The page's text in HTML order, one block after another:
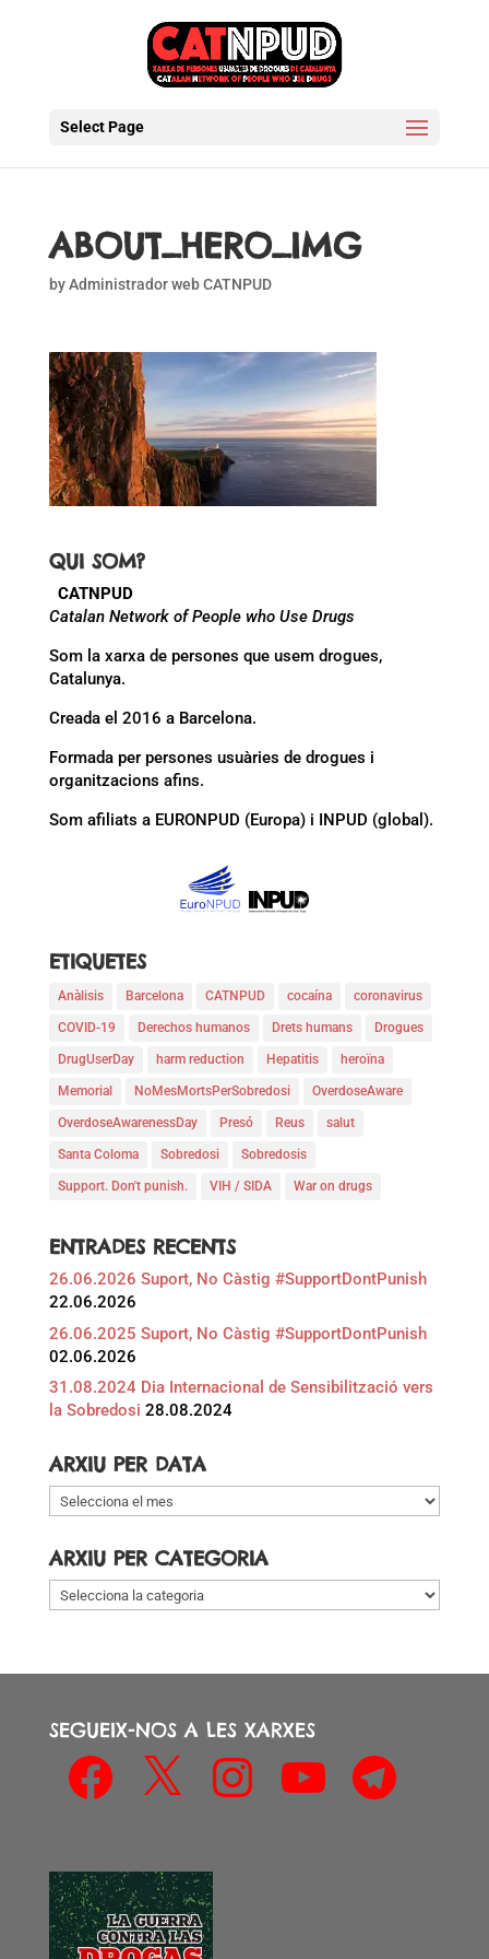
Select Page
ABOUT_HERO_IMG
byAdministrador web CATNPUD
QUI SOM?
CATNPUD
Catalan Network of People who Use Drugs
Som la xarxa de persones que usem drogues,
Catalunya.
Creada el 2016 a Barcelona.
Formada per persones usuàries de drogues i
organitzacions afins.
Som afiliats a EURONPUD (Europa) i INPUD (global).
ETIQUETES
Anàlisis Barcelona CATNPUD cocaína coronavirus
COVID-19 Derechos humanos Drets humans Drogues
DrugUserDay harm reduction Hepatitis heroïna
Memorial NoMesMortsPerSobredosi OverdoseAware
OverdoseAwarenessDay Presó Reus salut
Santa Coloma Sobredosi Sobredosis
Support. Don't punish. VIH / SIDA War on drugs
ENTRADES RECENTS
26.06.2026 Suport, No Càstig #SupportDontPunish
22.06.2026
26.06.2025 Suport, No Càstig #SupportDontPunish
02.06.2026
31.08.2024 Dia Internacional de Sensibilització vers
la Sobredosi 28.08.2024
ARXIU PER DATA
Arxiu
per
ARXIU PER CATEGORIA
Arxiu
per
SEGUEIX-NOS A LES XARXES
Facebook Instagram Telegram